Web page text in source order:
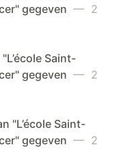
gegeven — 2
Saint-
gegeven — 2
"L’école Saint-
gegeven — 2